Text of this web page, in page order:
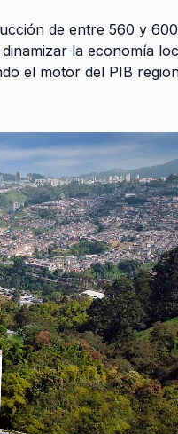
de entre 560 y 600
la economía
el motor del PIB